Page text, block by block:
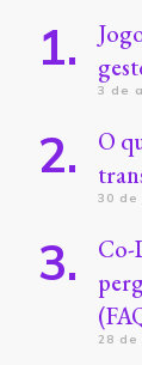
3 de
O
30 de
Co-
28